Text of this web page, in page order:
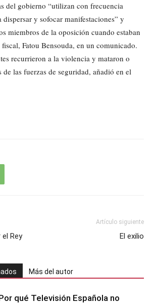
del gobierno “utilizan con frecuencia
dispersar y sofocar manifestaciones” y
miembros de la oposición cuando estaban
Fatou Bensouda, en un comunicado.
recurrieron a la violencia y mataron o
las fuerzas de seguridad, añadió en el
Rey
Artículo siguiente
El exilio
Más del autor
qué Televisión Española no